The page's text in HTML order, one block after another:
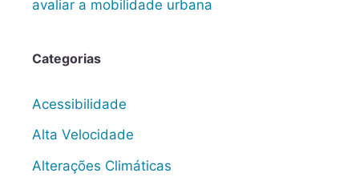
avaliar a mobilidade urbana
Categorias
Acessibilidade
Alta Velocidade
Alterações Climáticas